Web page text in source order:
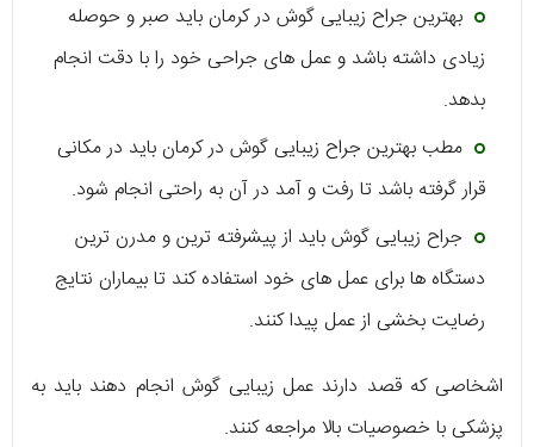
بهترین جراح زیبایی گوش در کرمان باید صبر و حوصله
زیادی داشته باشد و عمل های جراحی خود را با دقت انجام
بدهد.
مطب بهترین جراح زیبایی گوش در کرمان باید در مکانی
قرار گرفته باشد تا رفت و آمد در آن به راحتی انجام شود.
جراح زیبایی گوش باید از پیشرفته ترین و مدرن ترین
دستگاه ها برای عمل های خود استفاده کند تا بیماران نتایج
رضایت بخشی از عمل پیدا کنند.
اشخاصی که قصد دارند عمل زیبایی گوش انجام دهند باید به
پزشکی با خصوصیات بالا مراجعه کنند.